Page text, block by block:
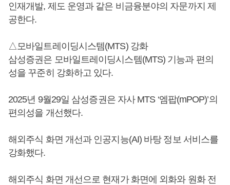
인재개발, 제도 운영과 같은 비금융분야의 자문까지 제
공한다.
△모바일트레이딩시스템(MTS) 강화
삼성증권은 모바일트레이딩시스템(MTS) 기능과 편의
성을 꾸준히 강화하고 있다.
2025년 9월29일 삼성증권은 자사 MTS ‘엠팝(mPOP)’의
편의성을 개선했다.
해외주식 화면 개선과 인공지능(AI) 바탕 정보 서비스를
강화했다.
해외주식 화면 개선으로 현재가 화면에 외화와 원화 전